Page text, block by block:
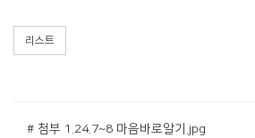
리스트
# 첨부 1.24.7~8 마음바로알기.jpg